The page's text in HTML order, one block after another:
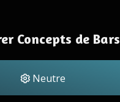
Concepts de Bars
Neutre